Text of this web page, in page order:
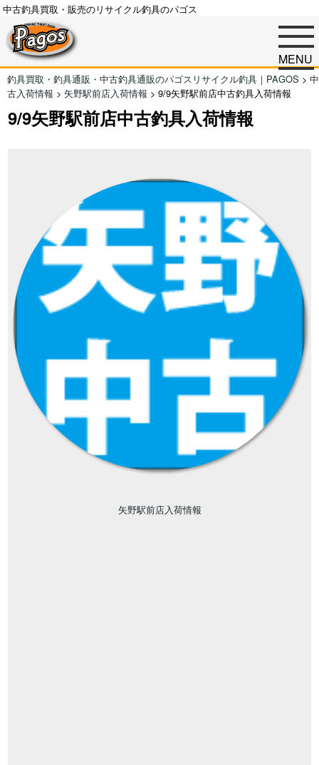
中古釣具買取・販売のリサイクル釣具のパゴス
MENU
釣具買取・釣具通販・中古釣具通販のパゴスリサイクル釣具｜PAGOS > 中
古入荷情報 > 矢野駅前店入荷情報 > 9/9矢野駅前店中古釣具入荷情報
9/9矢野駅前店中古釣具入荷情報
矢野駅前店入荷情報